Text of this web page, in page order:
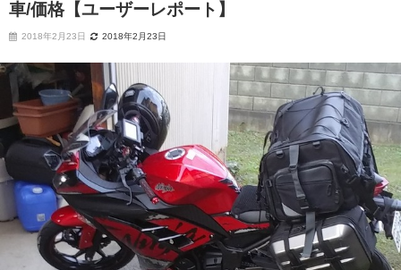
車/価格【ユーザーレポート】
2018年2月23日 2018年2月23日